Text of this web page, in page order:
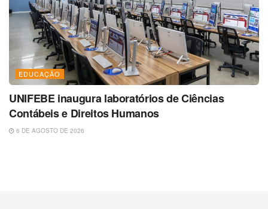
EDUCAÇÃO
UNIFEBE inaugura laboratórios de Ciências
Contábeis e Direitos Humanos
6 DE AGOSTO DE 2026